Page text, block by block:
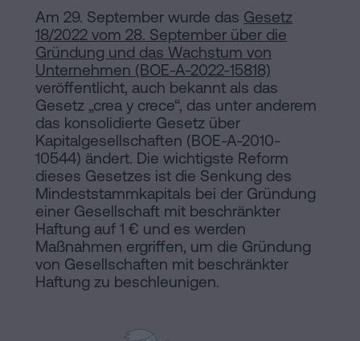
Rechtlicher
Hinweis
Cookie-
Richtlinie
Manifest
Rechtliche
und
notarielle
Erbschaft
in
fünf
Schritten
abwickeln
Kann
man
eine
Hypothek
ohne
Wohnbescheinigung
unterschreiben?
Am 29. September wurde das Gesetz
18/2022 vom 28. September über die
Gründung und das Wachstum von
Unternehmen (BOE-A-2022-15818)
veröffentlicht, auch bekannt als das
Gesetz „crea y crece“, das unter anderem
das konsolidierte Gesetz über
Kapitalgesellschaften (BOE-A-2010-
10544) ändert. Die wichtigste Reform
dieses Gesetzes ist die Senkung des
Mindeststammkapitals bei der Gründung
einer Gesellschaft mit beschränkter
Haftung auf 1 € und es werden
Maßnahmen ergriffen, um die Gründung
von Gesellschaften mit beschränkter
Haftung zu beschleunigen.